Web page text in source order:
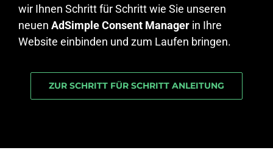
wir Ihnen Schritt für Schritt wie Sie unseren
neuen AdSimple Consent Manager in Ihre
Website einbinden und zum Laufen bringen.
ZUR SCHRITT FÜR SCHRITT ANLEITUNG